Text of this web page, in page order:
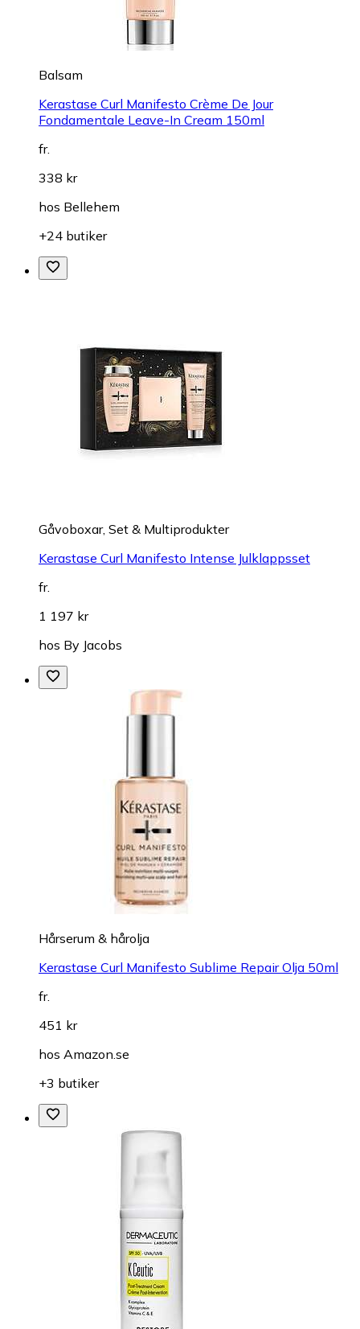
Balsam
Kerastase Curl Manifesto Crème De Jour
Fondamentale Leave-In Cream 150ml
fr.
338 kr
hos Bellehem
+24 butiker
Gåvoboxar, Set & Multiprodukter
Kerastase Curl Manifesto Intense Julklappsset
fr.
1 197 kr
hos By Jacobs
Hårserum & hårolja
Kerastase Curl Manifesto Sublime Repair Olja 50ml
fr.
451 kr
hos Amazon.se
+3 butiker